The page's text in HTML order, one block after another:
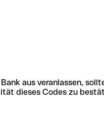
aus veranlassen,
dieses Codes zu